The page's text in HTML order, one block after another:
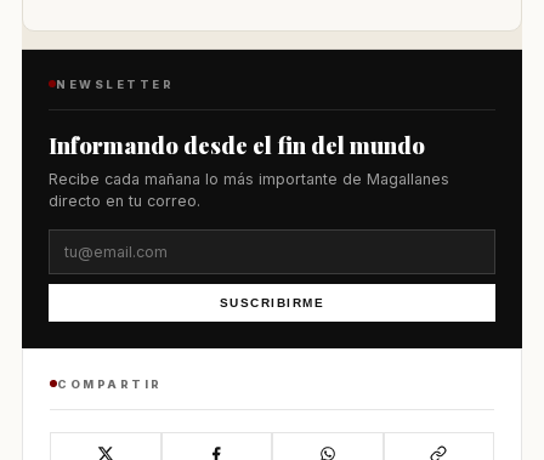
NEWSLETTER
Informando desde el fin del mundo
Recibe cada mañana lo más importante de Magallanes
directo en tu correo.
SUSCRIBIRME
COMPARTIR